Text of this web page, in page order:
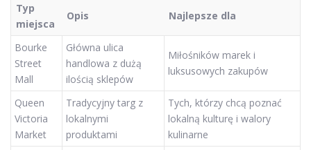
Typ
miejsca
Opis Najlepsze dla
Bourke
Street
Mall
Główna ulica
handlowa z dużą
ilością sklepów
Miłośników marek i
luksusowych zakupów
Queen
Victoria
Market
Tradycyjny targ z
lokalnymi
produktami
Tych, którzy chcą poznać
lokalną kulturę i walory
kulinarne